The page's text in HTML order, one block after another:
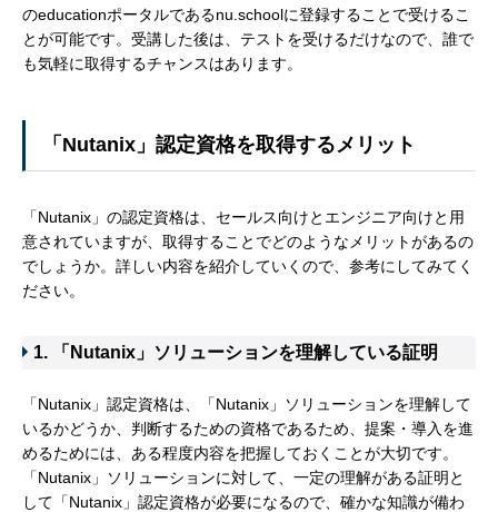
のeducationポータルであるnu.schoolに登録することで受けるこ
とが可能です。受講した後は、テストを受けるだけなので、誰で
も気軽に取得するチャンスはあります。
「Nutanix」認定資格を取得するメリット
「Nutanix」の認定資格は、セールス向けとエンジニア向けと用
意されていますが、取得することでどのようなメリットがあるの
でしょうか。詳しい内容を紹介していくので、参考にしてみてく
ださい。
1. 「Nutanix」ソリューションを理解している証明
「Nutanix」認定資格は、「Nutanix」ソリューションを理解して
いるかどうか、判断するための資格であるため、提案・導入を進
めるためには、ある程度内容を把握しておくことが大切です。
「Nutanix」ソリューションに対して、一定の理解がある証明と
して「Nutanix」認定資格が必要になるので、確かな知識が備わ